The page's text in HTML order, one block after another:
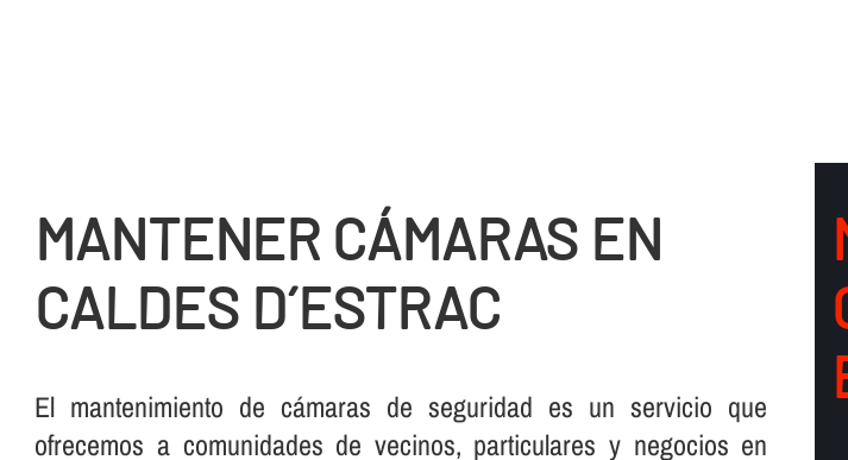
MANTENER CÁMARAS EN
CALDES D´ESTRAC
El mantenimiento de cámaras de seguridad es un servicio que
ofrecemos a comunidades de vecinos, particulares y negocios en